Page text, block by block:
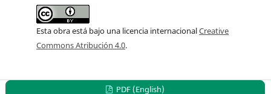
Esta obra está bajo una licencia internacionalCreative
Commons Atribución 4.0.
PDF (English)